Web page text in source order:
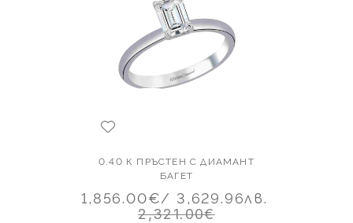
0.40 К ПРЪСТЕН С ДИАМАНТ
БАГЕТ
1,856.00€/ 3,629.96лв.
2,321.00€